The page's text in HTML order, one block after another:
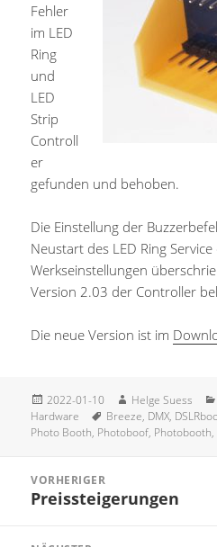
Fehler
im LED
Ring
und
LED
Strip
Controll
er
gefunden und behoben.
Die Einstellung der
Neustart des LED Ring
Werkseinstellungen
Version 2.03 der Controller
Die neue Version ist im
Veröffentlicht
am
2022-01-10 Autor
Helge Suess
Hardware
Schlagwörter
Breeze, DMX,
Photo Booth, Photoboof, Photobooth,
VORHERIGER
Vorheriger
Preissteigerungen